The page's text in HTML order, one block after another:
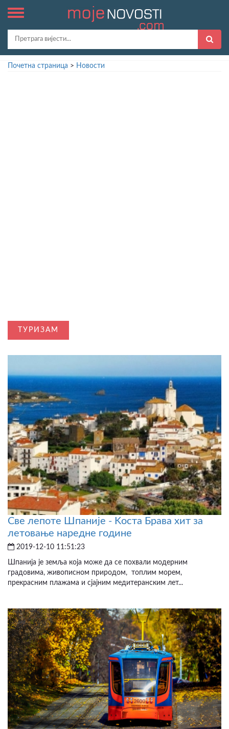
Почетна страница > Новости
ТУРИЗАМ
Све лепоте Шпаније - Kоста Брава хит за
летовање наредне године
2019-12-10 11:51:23
Шпанија је земља која може да се похвали модерним
градовима, живописном природом, топлим морем,
прекрасним плажама и сјајним медитеранским лет...